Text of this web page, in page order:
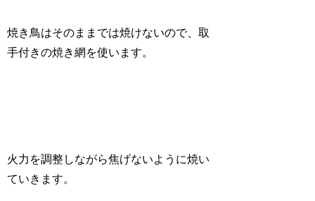
焼き鳥はそのままでは焼けないので、取
手付きの焼き網を使います。
火力を調整しながら焦げないように焼い
ていきます。